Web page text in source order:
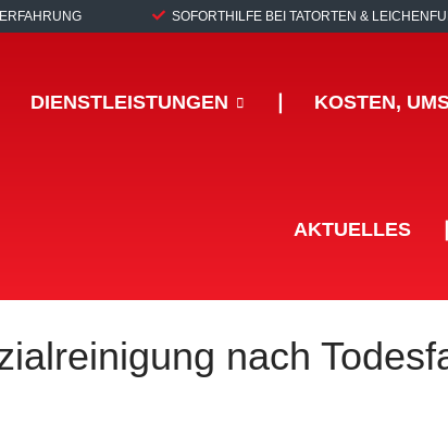
SOFORTHILFE BEI TATORTEN &
DIENSTLEISTUNGEN KOSTEN,
AKTUELLES
nach